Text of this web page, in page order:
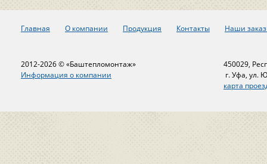
Главная О компании Продукция Контакты Наши
2012-2026 © «Баштепломонтаж»
Информация о компании
450029,
г. Уфа, ул.
карта